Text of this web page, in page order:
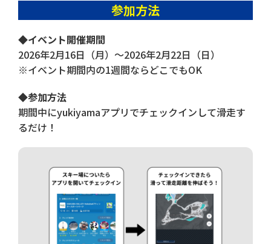
参加方法
◆イベント開催期間
2026年2月16日（月）〜2026年2月22日（日）
※イベント期間内の1週間ならどこでもOK
◆参加方法
期間中にyukiyamaアプリでチェックインして滑走す
るだけ！